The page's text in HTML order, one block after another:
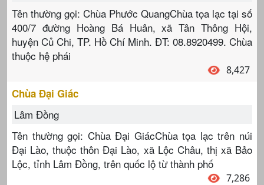
Tên thường gọi: Chùa Phước QuangChùa tọa lạc tại số
400/7 đường Hoàng Bá Huân, xã Tân Thông Hội,
huyện Củ Chi, TP. Hồ Chí Minh. ĐT: 08.8920499. Chùa
thuộc hệ phái
8,427
Chùa Đại Giác
Lâm Đồng
Tên thường gọi: Chùa Đại GiácChùa tọa lạc trên núi
Đại Lào, thuộc thôn Đại Lào, xã Lộc Châu, thị xã Bảo
Lộc, tỉnh Lâm Đồng, trên quốc lộ từ thành phố
7,286